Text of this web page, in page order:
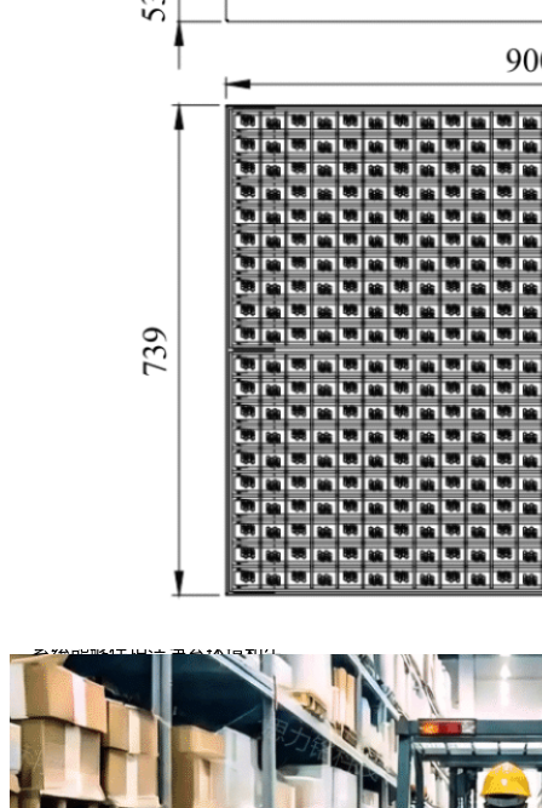
叉车/搬运
车/AGV轮胎
MS-WDR902
当叉车、手推车和自动导引车
（AGV）经过时，经过特殊设
计的刷子会接触轮胎的整个表
面，从各个角度清除污垢和碎
屑。该系统完全依靠自身动
力，无需外部能源供应，可全
天候不间断运行。
系统能够保护洁净室环境和生
产车间，在显著减少颗粒物转
移的同时，最大限度地降低地
面磨损和维护成本。